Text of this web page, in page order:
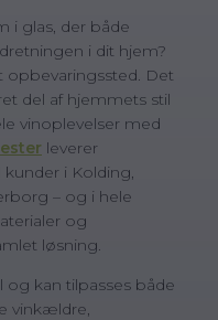
i glas, der både
i dit hjem?
opbevaringssted. Det
del af hjemmets stil
vinoplevelser med
leverer
i Kolding,
– og i hele
og
løsning.
kan tilpasses både
vinkældre,